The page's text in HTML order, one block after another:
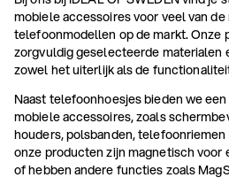
mobiele accessoires voor veel van
telefoonmodellen op de markt. Onze
zorgvuldig geselecteerde materialen
zowel het uiterlijk als de
Naast telefoonhoesjes bieden we
mobiele accessoires, zoals
houders, polsbanden,
onze producten zijn magnetisch voor
of hebben andere functies zoals